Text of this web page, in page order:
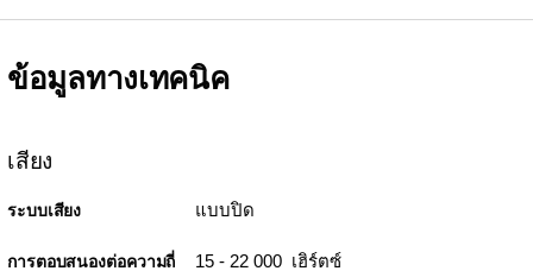
ข้อมูลทางเทคนิค
เสียง
ระบบเสียง แบบปิด
การตอบสนองต่อความถี่ 15 - 22 000 เฮิร์ตซ์